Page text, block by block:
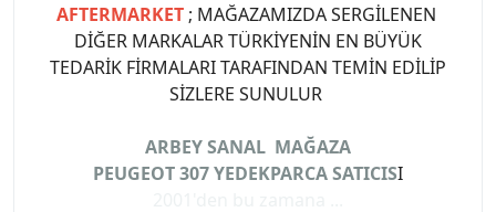
AFTERMARKET ; MAĞAZAMIZDA SERGİLENEN
DİĞER MARKALAR TÜRKİYENİN EN BÜYÜK
TEDARİK FİRMALARI TARAFINDAN TEMİN EDİLİP
SİZLERE SUNULUR
ARBEY SANAL MAĞAZA
PEUGEOT 307 YEDEKPARCA SATICISI